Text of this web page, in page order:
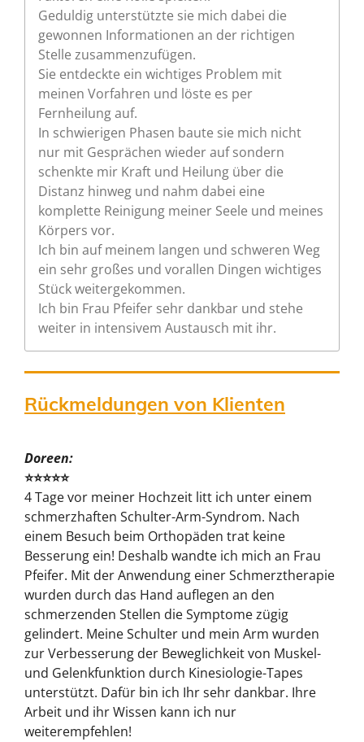
Geduldig unterstützte sie mich dabei die
gewonnen Informationen an der richtigen
Stelle zusammenzufügen.
Sie entdeckte ein wichtiges Problem mit
meinen Vorfahren und löste es per
Fernheilung auf.
In schwierigen Phasen baute sie mich nicht
nur mit Gesprächen wieder auf sondern
schenkte mir Kraft und Heilung über die
Distanz hinweg und nahm dabei eine
komplette Reinigung meiner Seele und meines
Körpers vor.
Ich bin auf meinem langen und schweren Weg
ein sehr großes und vorallen Dingen wichtiges
Stück weitergekommen.
Ich bin Frau Pfeifer sehr dankbar und stehe
weiter in intensivem Austausch mit ihr.
Rückmeldungen von Klienten
Doreen:
⭐⭐⭐⭐⭐
4 Tage vor meiner Hochzeit litt ich unter einem
schmerzhaften Schulter-Arm-Syndrom. Nach
einem Besuch beim Orthopäden trat keine
Besserung ein! Deshalb wandte ich mich an Frau
Pfeifer. Mit der Anwendung einer Schmerztherapie
wurden durch das Hand auflegen an den
schmerzenden Stellen die Symptome zügig
gelindert. Meine Schulter und mein Arm wurden
zur Verbesserung der Beweglichkeit von Muskel-
und Gelenkfunktion durch Kinesiologie-Tapes
unterstützt. Dafür bin ich Ihr sehr dankbar. Ihre
Arbeit und ihr Wissen kann ich nur
weiterempfehlen!